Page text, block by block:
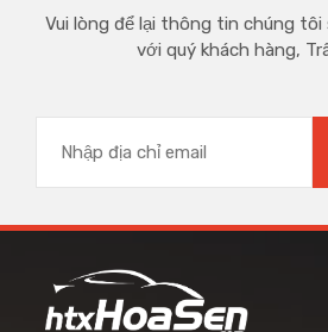
Vui lòng để lại thông tin chúng tôi
với quý khách hàng,